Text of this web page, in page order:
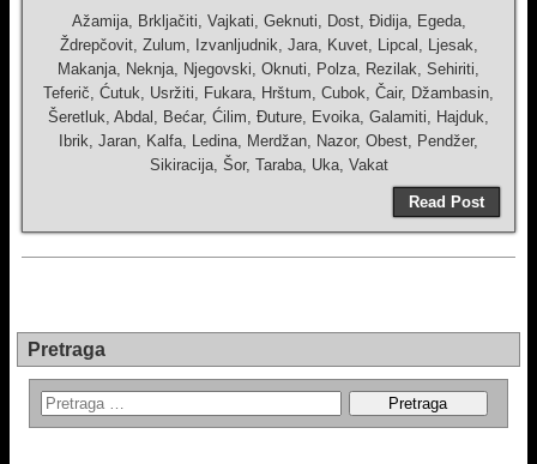
Ažamija, Brkljačiti, Vajkati, Geknuti, Dost, Đidija, Egeda,
Ždrepčovit, Zulum, Izvanljudnik, Jara, Kuvet, Lipcal, Ljesak,
Makanja, Neknja, Njegovski, Oknuti, Polza, Rezilak, Sehiriti,
Teferič, Ćutuk, Usržiti, Fukara, Hrštum, Cubok, Čair, Džambasin,
Šeretluk, Abdal, Bećar, Ćilim, Đuture, Evoika, Galamiti, Hajduk,
Ibrik, Jaran, Kalfa, Ledina, Merdžan, Nazor, Obest, Pendžer,
Sikiracija, Šor, Taraba, Uka, Vakat
Read Post
Pretraga